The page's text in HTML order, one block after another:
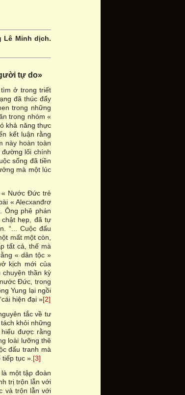
Lê Minh dịch.
tự do»
ở trong triết
đã thúc đẩy
trong những
trong nhóm «
khả năng thực
kết luận rằng
này hoàn toàn
lối chính
sống đã tiền
mà một lúc
« Nước Đức trẻ
« Alecxanđrơ
Ông phê phán
hẹp, đã tự
“... Cuộc đấu
mất một còn,
tất cả, thế mà
« dân tộc »
kịch mới của
thần kỳ
Đức, trong
Yung lại ngồi
hiện đại »[2]
tắc về tư
khỏi những
được rằng
loài lưỡng thê
đấu tranh mà
tục ». [3]
một tập đoàn
trị trộn lẫn với
và trộn lẫn với